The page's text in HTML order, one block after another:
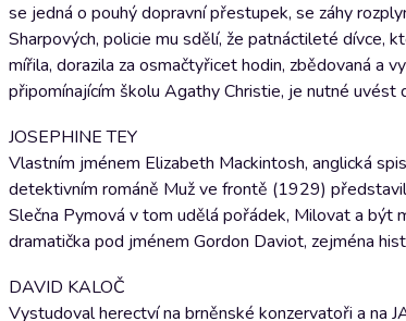
se jedná o pouhý dopravní přestupek, se záhy
Sharpových, policie mu sdělí, že patnáctileté dívce,
mířila, dorazila za osmačtyřicet hodin, zbědovaná a
připomínajícím školu Agathy Christie, je nutné
JOSEPHINE TEY
Vlastním jménem Elizabeth Mackintosh, anglická
detektivním románě Muž ve frontě (1929)
Slečna Pymová v tom udělá pořádek, Milovat a být
dramatička pod jménem Gordon Daviot, zejména
DAVID KALOČ
Vystudoval herectví na brněnské konzervatoři a na